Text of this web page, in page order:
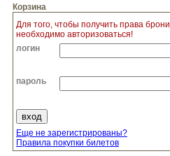
Корзина
Для того, чтобы получить права
необходимо авторизоваться!
логин
пароль
Еще не зарегистрированы?
Правила покупки билетов